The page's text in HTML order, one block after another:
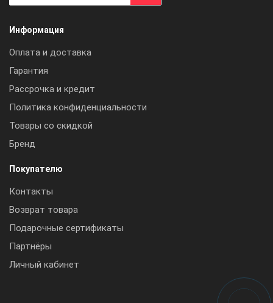
Информация
Оплата и доставка
Гарантия
Рассрочка и кредит
Политика конфиденциальности
Товары со скидкой
Бренд
Покупателю
Контакты
Возврат товара
Подарочные сертификаты
Партнёры
Личный кабинет